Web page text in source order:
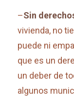
–Sin
vivienda, no
puede ni
que es un
un deber de
algunos